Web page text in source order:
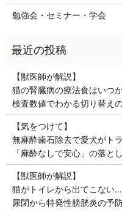
勉強会・セミナー・学会
【獣医師が解説】
猫の腎臓病の療法食はいつ
検査数値でわかる切り替え
【気をつけて】
無麻酔歯石除去で愛犬がト
「麻酔なしで安心」の落と
【獣医師が解説】
猫がトイレから出てこない
尿閉から特発性膀胱炎の予